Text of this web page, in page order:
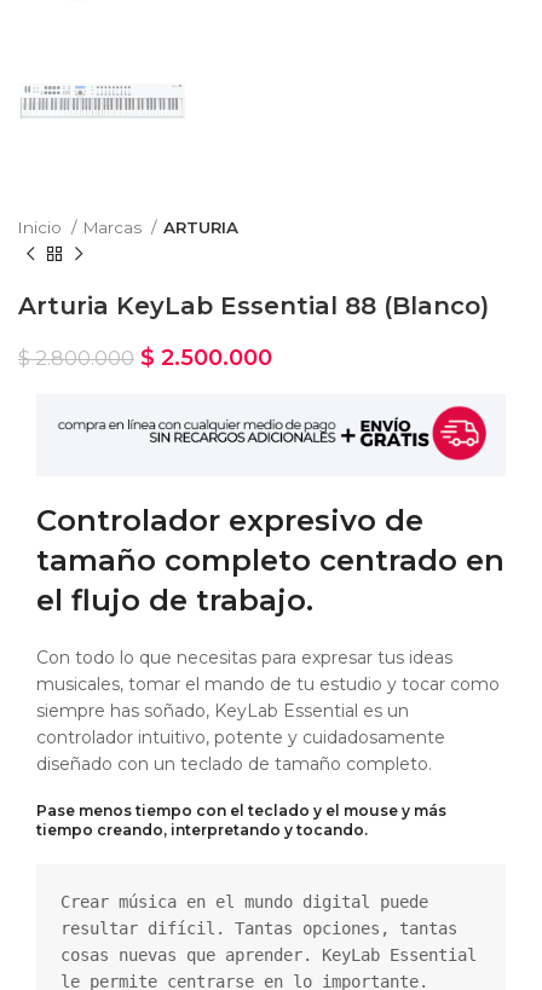
Inicio Marcas ARTURIA
Arturia KeyLab Essential 88 (Blanco)
$2.800.000 $ 2.500.000
Controlador expresivo de
tamaño completo centrado en
el flujo de trabajo.
Con todo lo que necesitas para expresar tus ideas
musicales, tomar el mando de tu estudio y tocar como
siempre has soñado, KeyLab Essential es un
controlador intuitivo, potente y cuidadosamente
diseñado con un teclado de tamaño completo.
Pase menos tiempo con el teclado y el mouse y más
tiempo creando, interpretando y tocando.
Crear música en el mundo digital puede
resultar difícil. Tantas opciones, tantas
cosas nuevas que aprender. KeyLab Essential
le permite centrarse en lo importante.